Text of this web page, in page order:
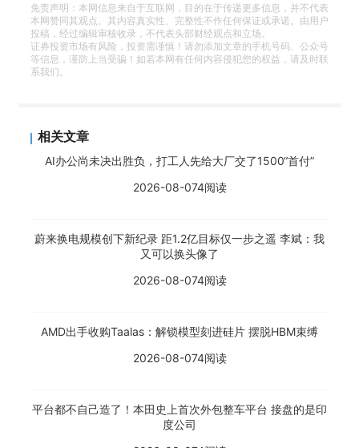
免责声明：本网信息来自于互联网，目的在于传递更多信息，并不代表
本网赞同其观点。其内容真实性、完整性不作任何保证或承诺。由用户
投稿，经过编辑审核收录，不代表头部财经观点和立场。
证券投资市场有风险，投资需谨慎！请勿添加文章的手机号码、公众号
等信息，谨防上当受骗！如若本网有任何内容侵犯您的权益，请及时联
系我们。
相关文章
AI办公尚未决出胜负，打工人先给大厂交了1500“首付”
2026-08-074阅读
蔚来换电规模创下新纪录 距1.2亿目标仅一步之遥 李斌：我
又可以换头像了
2026-08-074阅读
AMD出手收购Taalas：解锁模型刻进硅片 摆脱HBM束缚
2026-08-074阅读
平台都不自己造了！本田史上首次外包整车平台 接盘的是印
度公司